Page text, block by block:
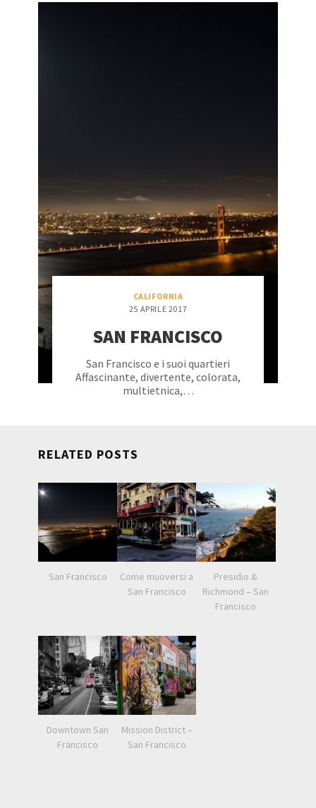
CALIFORNIA
25 APRILE 2017
SAN FRANCISCO
San Francisco e i suoi quartieri
Affascinante, divertente, colorata,
multietnica,…
RELATED POSTS
San Francisco
Come muoversi a
San Francisco
Presidio &
Richmond – San
Francisco
Downtown San
Francisco
Mission District –
San Francisco